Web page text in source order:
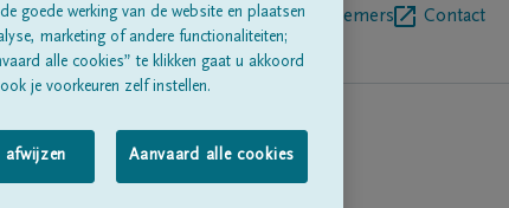
rouwberichtenOver onsBegrafenisondernemers Contact
goede werking van de website en plaatsen
marketing of andere functionaliteiten;
alle cookies” te klikken gaat u akkoord
je voorkeuren zelf instellen.
afwijzen Aanvaard alle cookies